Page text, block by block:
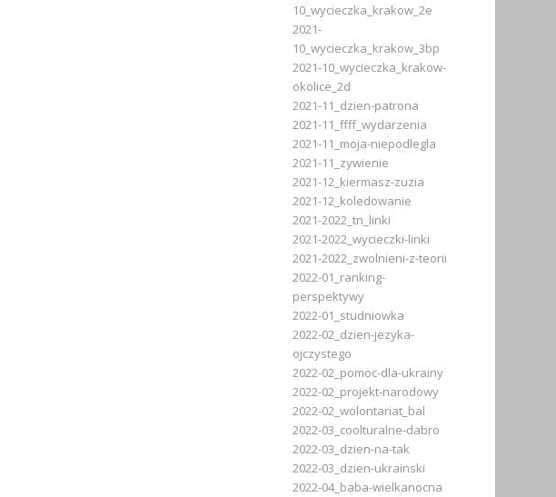
10_wycieczka_krakow_2e
2021-
10_wycieczka_krakow_3bp
2021-10_wycieczka_krakow-
okolice_2d
2021-11_dzien-patrona
2021-11_ffff_wydarzenia
2021-11_moja-niepodlegla
2021-11_zywienie
2021-12_kiermasz-zuzia
2021-12_koledowanie
2021-2022_tn_linki
2021-2022_wycieczki-linki
2021-2022_zwolnieni-z-teorii
2022-01_ranking-
perspektywy
2022-01_studniowka
2022-02_dzien-jezyka-
ojczystego
2022-02_pomoc-dla-ukrainy
2022-02_projekt-narodowy
2022-02_wolontariat_bal
2022-03_coolturalne-dabro
2022-03_dzien-na-tak
2022-03_dzien-ukrainski
2022-04_baba-wielkanocna